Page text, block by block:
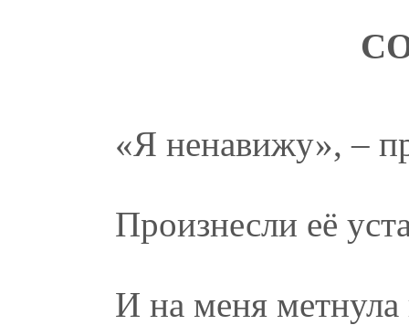
«Я ненавижу», –
Произнесли её
И на меня метнула